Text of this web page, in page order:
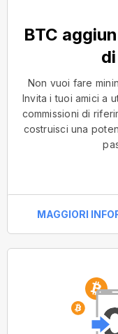
BTC
Non vuoi fare
Invita i tuoi amici a
commissioni di
costruisci una
MAGGIORI